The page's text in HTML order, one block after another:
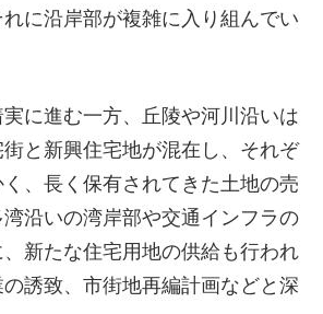
に沿岸部が複雑に入り組んでい
に進む一方、丘陵や河川沿いは
と新興住宅地が混在し、それぞ
、長く保有されてきた土地の売
沿いの湾岸部や交通インフラの
新たな住宅用地の供給も行われ
誘致、市街地再編計画などと深